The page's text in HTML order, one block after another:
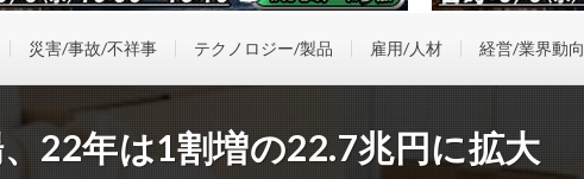
災害/事故/不祥事 テクノロジー/製品 雇用/人材 経営/業界動向
22年は1割増の22.7兆円に拡大